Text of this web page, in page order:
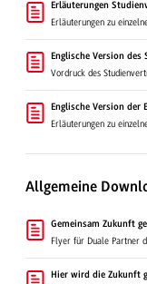
Erläuterungen
Erläuterungen zu
Englische Version des
Vordruck des
Englische Version der
Erläuterungen zu
Allgemeine
Gemeinsam Zukunft
Flyer für Duale Partner
Hier wird die Zukunft